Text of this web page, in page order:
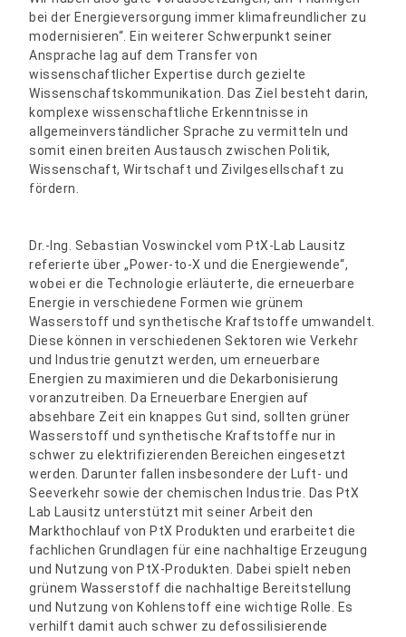
bei der Energieversorgung immer klimafreundlicher zu
modernisieren“. Ein weiterer Schwerpunkt seiner
Ansprache lag auf dem Transfer von
wissenschaftlicher Expertise durch gezielte
Wissenschaftskommunikation. Das Ziel besteht darin,
komplexe wissenschaftliche Erkenntnisse in
allgemeinverständlicher Sprache zu vermitteln und
somit einen breiten Austausch zwischen Politik,
Wissenschaft, Wirtschaft und Zivilgesellschaft zu
fördern.
Dr.-Ing. Sebastian Voswinckel vom PtX-Lab Lausitz
referierte über „Power-to-X und die Energiewende“,
wobei er die Technologie erläuterte, die erneuerbare
Energie in verschiedene Formen wie grünem
Wasserstoff und synthetische Kraftstoffe umwandelt.
Diese können in verschiedenen Sektoren wie Verkehr
und Industrie genutzt werden, um erneuerbare
Energien zu maximieren und die Dekarbonisierung
voranzutreiben. Da Erneuerbare Energien auf
absehbare Zeit ein knappes Gut sind, sollten grüner
Wasserstoff und synthetische Kraftstoffe nur in
schwer zu elektrifizierenden Bereichen eingesetzt
werden. Darunter fallen insbesondere der Luft- und
Seeverkehr sowie der chemischen Industrie. Das PtX
Lab Lausitz unterstützt mit seiner Arbeit den
Markthochlauf von PtX Produkten und erarbeitet die
fachlichen Grundlagen für eine nachhaltige Erzeugung
und Nutzung von PtX-Produkten. Dabei spielt neben
grünem Wasserstoff die nachhaltige Bereitstellung
und Nutzung von Kohlenstoff eine wichtige Rolle. Es
verhilft damit auch schwer zu defossilisierende